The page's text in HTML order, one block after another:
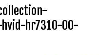
hr7310-00-